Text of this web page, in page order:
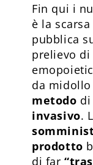
Fin qui i
è la
pubblica
prelievo
da midollo
metodo di
invasivo.
prodotto
di far